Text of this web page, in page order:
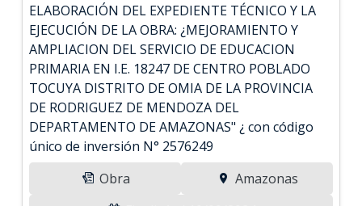
ELABORACIÓN DEL EXPEDIENTE TÉCNICO Y LA
EJECUCIÓN DE LA OBRA: ¿MEJORAMIENTO Y
AMPLIACION DEL SERVICIO DE EDUCACION
PRIMARIA EN I.E. 18247 DE CENTRO POBLADO
TOCUYA DISTRITO DE OMIA DE LA PROVINCIA
DE RODRIGUEZ DE MENDOZA DEL
DEPARTAMENTO DE AMAZONAS" ¿ con código
único de inversión N° 2576249
Obra
Amazonas